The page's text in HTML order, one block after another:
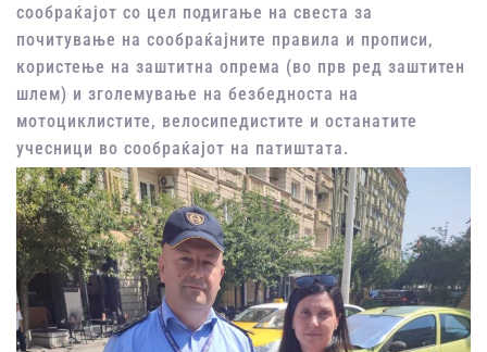
сообраќајот со цел подигање на свеста за
почитување на сообраќајните правила и прописи,
користење на заштитна опрема (во прв ред заштитен
шлем) и зголемување на безбедноста на
мотоциклистите, велосипедистите и останатите
учесници во сообраќајот на патиштата.